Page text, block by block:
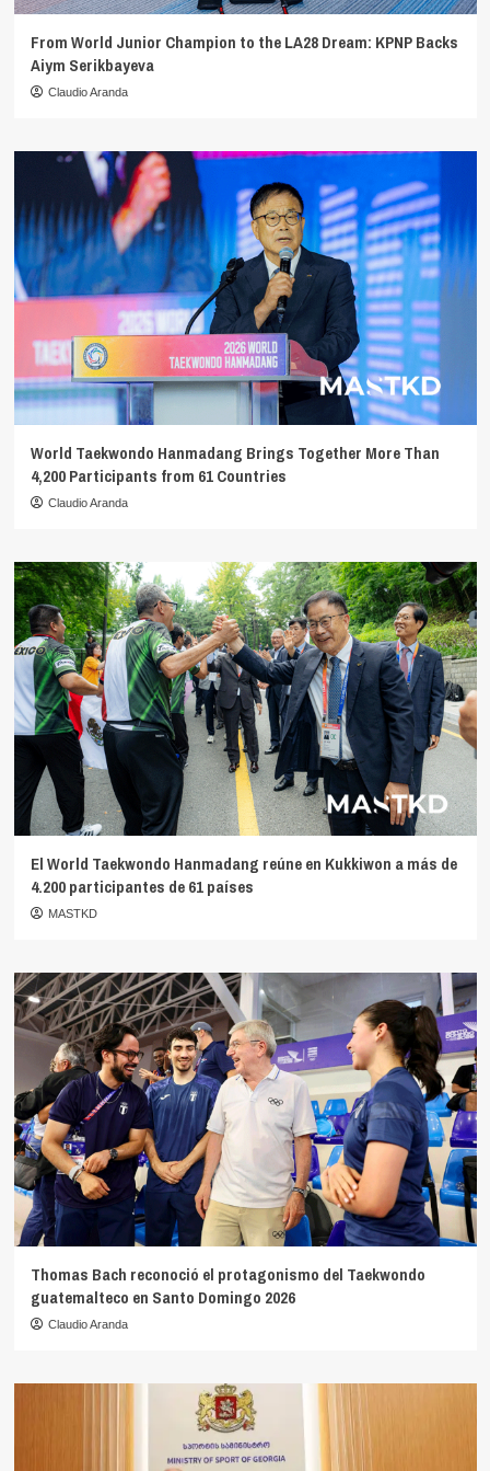
From World Junior Champion to the LA28 Dream: KPNP Backs
Aiym Serikbayeva
Claudio Aranda
World Taekwondo Hanmadang Brings Together More Than
4,200 Participants from 61 Countries
Claudio Aranda
El World Taekwondo Hanmadang reúne en Kukkiwon a más de
4.200 participantes de 61 países
MASTKD
Thomas Bach reconoció el protagonismo del Taekwondo
guatemalteco en Santo Domingo 2026
Claudio Aranda